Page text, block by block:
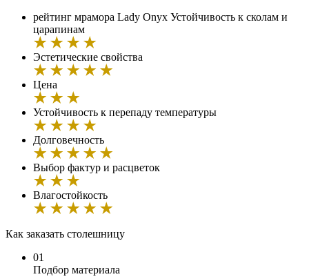
рейтинг мрамора Lady Onyx Устойчивость к сколам и
царапинам
Эстетические свойства
Цена
Устойчивость к перепаду температуры
Долговечность
Выбор фактур и расцветок
Влагостойкость
Как заказать cтолешницу
01
Подбор материала